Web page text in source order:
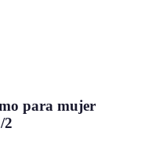
para mujer
2